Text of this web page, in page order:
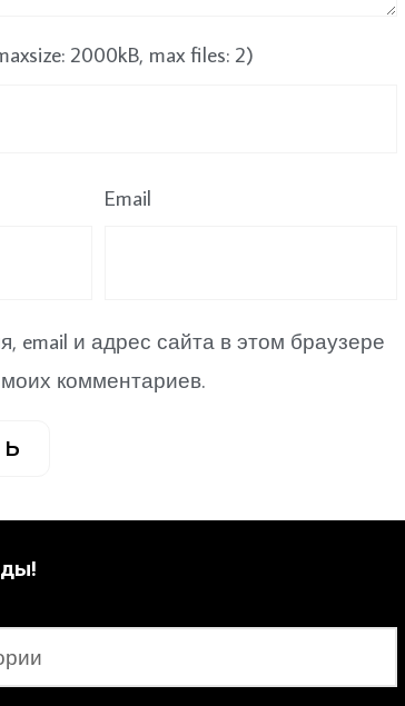
2000kB, max files: 2)
Email
email и адрес сайта в этом браузере
комментариев.